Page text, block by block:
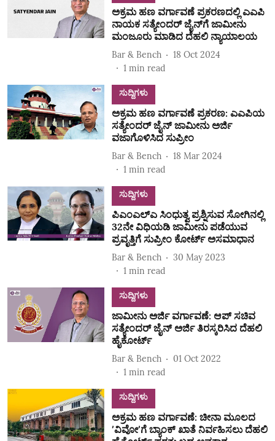
ಅಕ್ರಮ ಹಣ ವರ್ಗಾವಣೆ ಪ್ರಕರಣದಲ್ಲಿ ಎಎಪಿ
ನಾಯಕ ಸತ್ಯೇಂದರ್‌ ಜೈನ್‌ಗೆ ಜಾಮೀನು
ಮಂಜೂರು ಮಾಡಿದ ದೆಹಲಿ ನ್ಯಾಯಾಲಯ
Bar & Bench
18 Oct 2024
1 min read
ಸುದ್ದಿಗಳು
ಅಕ್ರಮ ಹಣ ವರ್ಗಾವಣೆ ಪ್ರಕರಣ: ಎಎಪಿಯ
ಸತ್ಯೇಂದರ್ ಜೈನ್ ಜಾಮೀನು ಅರ್ಜಿ
ವಜಾಗೊಳಿಸಿದ ಸುಪ್ರೀಂ
Bar & Bench
18 Mar 2024
1 min read
ಸುದ್ದಿಗಳು
ಪಿಎಂಎಲ್ಎ ಸಿಂಧುತ್ವ ಪ್ರಶ್ನಿಸುವ ಸೋಗಿನಲ್ಲಿ
32ನೇ ವಿಧಿಯಡಿ ಜಾಮೀನು ಪಡೆಯುವ
ಪ್ರವೃತ್ತಿಗೆ ಸುಪ್ರೀಂ ಕೋರ್ಟ್ ಅಸಮಾಧಾನ
Bar & Bench
30 May 2023
1 min read
ಸುದ್ದಿಗಳು
ಜಾಮೀನು ಅರ್ಜಿ ವರ್ಗಾವಣೆ: ಆಪ್‌ ಸಚಿವ
ಸತ್ಯೇಂದರ್ ಜೈನ್ ಅರ್ಜಿ ತಿರಸ್ಕರಿಸಿದ ದೆಹಲಿ
ಹೈಕೋರ್ಟ್
Bar & Bench
01 Oct 2022
1 min read
ಸುದ್ದಿಗಳು
ಅಕ್ರಮ ಹಣ ವರ್ಗಾವಣೆ: ಚೀನಾ ಮೂಲದ
ʼವಿವೋʼಗೆ ಬ್ಯಾಂಕ್ ಖಾತೆ ನಿರ್ವಹಿಸಲು ದೆಹಲಿ